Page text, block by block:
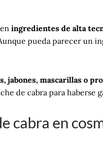
ingredientes de alta
pueda parecer un
jabones, mascarillas o
de cabra para haberse
cabra en